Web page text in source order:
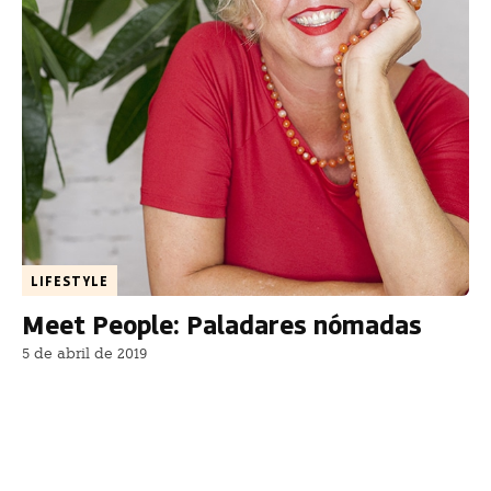
LIFESTYLE
Meet People: Paladares nómadas
5 de abril de 2019